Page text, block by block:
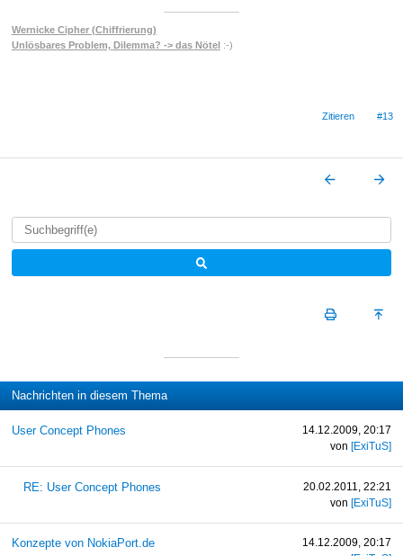
Wernicke Cipher (Chiffrierung)
Unlösbares Problem, Dilemma? -> das Nötel:-)
Zitieren #13
Nachrichten in diesem Thema
User Concept Phones
14.12.2009, 20:17
von [ExiTuS]
RE: User Concept Phones
20.02.2011, 22:21
von [ExiTuS]
Konzepte von NokiaPort.de
14.12.2009, 20:17